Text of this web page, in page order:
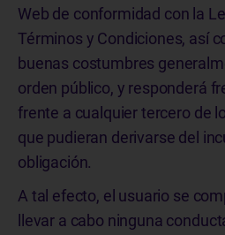
Web de conformidad con la
Términos y Condiciones, así
buenas costumbres
orden público, y responderá
frente a cualquier tercero de
que pudieran derivarse del
obligación.
A tal efecto, el usuario se
llevar a cabo ninguna